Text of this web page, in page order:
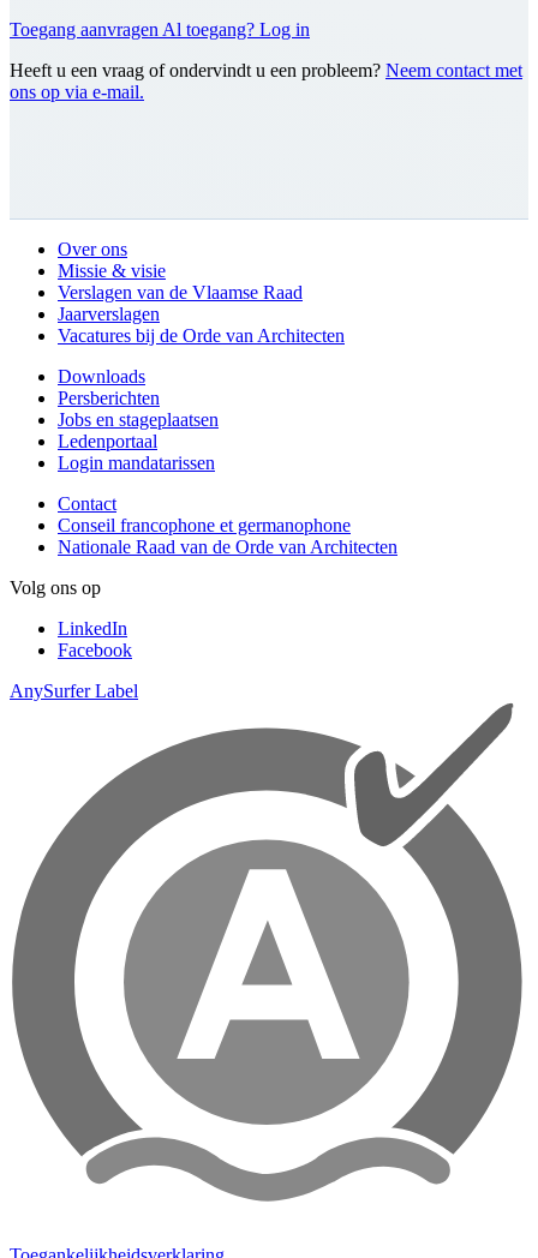
Toegang aanvragen Al toegang? Log in
Heeft u een vraag of ondervindt u een probleem? Neem contact met
ons op via e-mail.
Over ons
Missie & visie
Verslagen van de Vlaamse Raad
Jaarverslagen
Vacatures bij de Orde van Architecten
Downloads
Persberichten
Jobs en stageplaatsen
Ledenportaal
Login mandatarissen
Contact
Conseil francophone et germanophone
Nationale Raad van de Orde van Architecten
Volg ons op
LinkedIn
Facebook
AnySurfer Label